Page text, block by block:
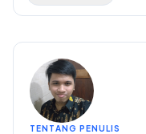
TENTANG PENULIS